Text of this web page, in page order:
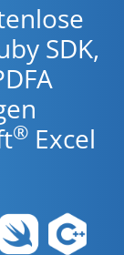
SDK,
® Excel